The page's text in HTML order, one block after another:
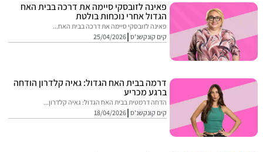
פאינה לזובסקי סיימה את דרכה בבית האח
הגדול אחרי נוכחות בולטת
פאינה לזובסקי סיימה את דרכה בבית האח...
קים קונקשנ'ס 25/04/2026
דרמה בבית האח הגדול: גאיה קלדרון הודחה
ברגע מכריע
הדחה דרמטית בבית האח הגדול: גאיה קלדרון...
קים קונקשנ'ס 18/04/2026